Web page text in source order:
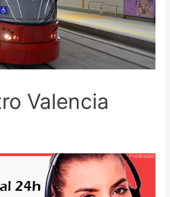
Valencia